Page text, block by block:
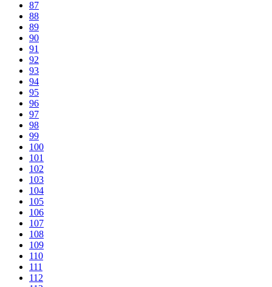
87
88
89
90
91
92
93
94
95
96
97
98
99
100
101
102
103
104
105
106
107
108
109
110
111
112